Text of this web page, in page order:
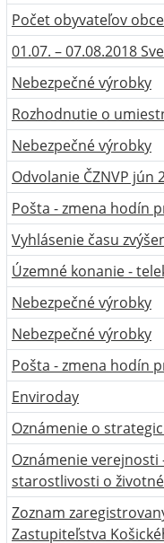
Počet obyvateľov
01.07. – 07.08.2018
Nebezpečné výrobky
Rozhodnutie o
Nebezpečné výrobky
Odvolanie ČZNVP jún
Pošta - zmena hodín
Vyhlásenie času
Územné konanie -
Nebezpečné výrobky
Nebezpečné výrobky
Pošta - zmena hodín
Enviroday
Oznámenie o
Oznámenie
starostlivosti o
Zoznam
Zastupiteľstva